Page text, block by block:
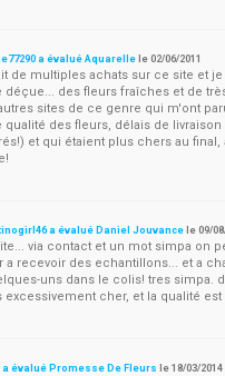
a évalué Aquarelle le02/06/2011
de multiples achats sur ce site et je
déçue... des fleurs fraîches et de
sites de ce genre qui m'ont
qualité des fleurs, délais de
et qui étaient plus chers au
a évalué Daniel Jouvance le09/
via contact et un mot simpa on
a recevoir des echantillons... et a
uns dans le colis! tres simpa.
excessivement cher, et la qualité est
a évalué Promesse De Fleurs le18/03/2014